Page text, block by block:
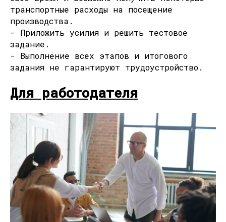
транспортные расходы на посещение
производства.
- Приложить усилия и решить тестовое
задание.
- Выполнение всех этапов и итогового
задания не гарантируют трудоустройство.
Для работодателя